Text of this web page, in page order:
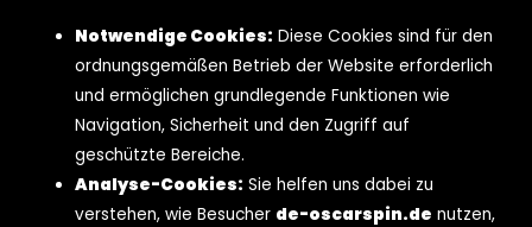
Notwendige Cookies: Diese Cookies sind für den
ordnungsgemäßen Betrieb der Website erforderlich
und ermöglichen grundlegende Funktionen wie
Navigation, Sicherheit und den Zugriff auf
geschützte Bereiche.
Analyse-Cookies: Sie helfen uns dabei zu
verstehen, wie Besucher de-oscarspin.de nutzen,